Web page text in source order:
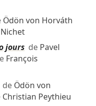
Ödön von Horváth
jours de Pavel
François
Ödön von
Christian Peythieu